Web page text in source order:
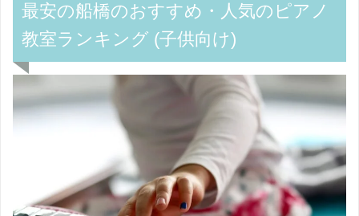
最安の船橋のおすすめ・人気のピアノ
教室ランキング (子供向け)